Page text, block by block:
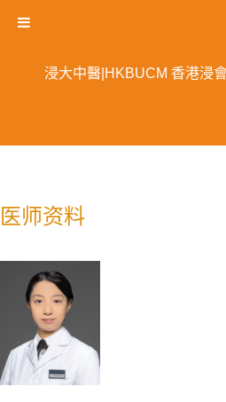
医师资料
浸大中醫|HKBUCM 香港浸